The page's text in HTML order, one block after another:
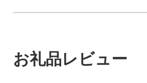
お礼品レビュー